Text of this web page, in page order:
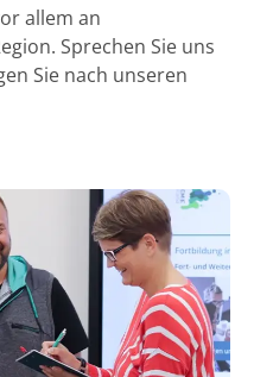
allem an
Sprechen Sie uns
Sie nach unseren